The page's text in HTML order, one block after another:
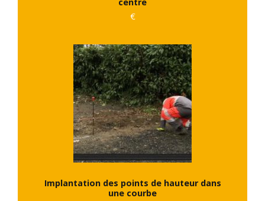
€
Implantation des points de hauteur dans
une courbe